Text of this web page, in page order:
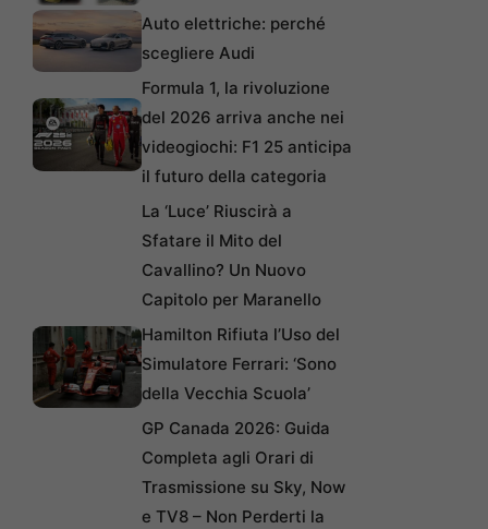
Auto elettriche: perché
scegliere Audi
Formula 1, la rivoluzione
del 2026 arriva anche nei
videogiochi: F1 25 anticipa
il futuro della categoria
La ‘Luce’ Riuscirà a
Sfatare il Mito del
Cavallino? Un Nuovo
Capitolo per Maranello
Hamilton Rifiuta l’Uso del
Simulatore Ferrari: ‘Sono
della Vecchia Scuola’
GP Canada 2026: Guida
Completa agli Orari di
Trasmissione su Sky, Now
e TV8 – Non Perderti la